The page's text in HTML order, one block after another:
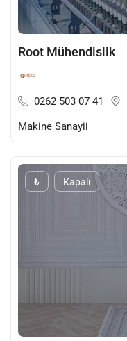
Root Mühendislik
0262 503 07 41
Makine Sanayii
₺ Kapalı